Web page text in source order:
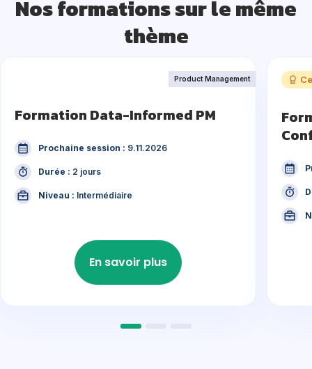
Nos formations sur le même
thème
Product Management
Formation Data-Informed PM
Prochaine session : 9.11.2026
Durée : 2 jours
Niveau : Intermédiaire
En savoir plus